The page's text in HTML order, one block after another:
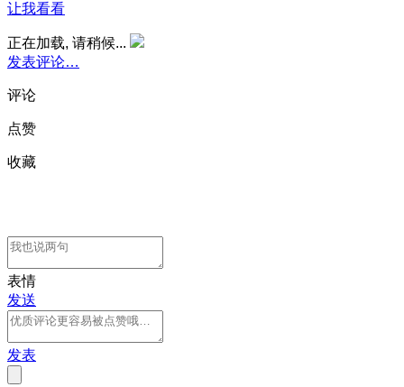
让我看看
正在加载, 请稍候...
发表评论…
评论
点赞
收藏
表情
发送
发表